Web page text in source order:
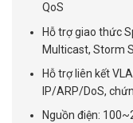
QoS
Hỗ trợ giao thức
Multicast, Storm
Hỗ trợ liên kết
IP/ARP/DoS,
Nguồn điện: